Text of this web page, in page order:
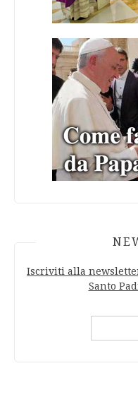
Iscriviti alla
Santo